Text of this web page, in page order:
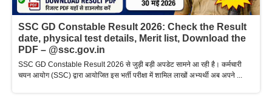
SSC GD Constable Result 2026: Check the Result
date, physical test details, Merit list, Download the
PDF – @ssc.gov.in
SSC GD Constable Result 2026 से जुड़ी बड़ी अपडेट सामने आ रही है। कर्मचारी
चयन आयोग (SSC) द्वारा आयोजित इस भर्ती परीक्षा में शामिल लाखों अभ्यर्थी अब अपने ...